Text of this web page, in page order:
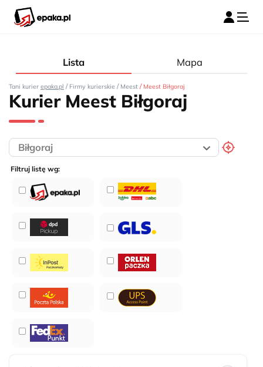
Lista Mapa
Tani kurier epaka.pl / Firmy kurierskie / Meest / Meest Biłgoraj
Kurier Meest Biłgoraj
Filtruj listę wg: